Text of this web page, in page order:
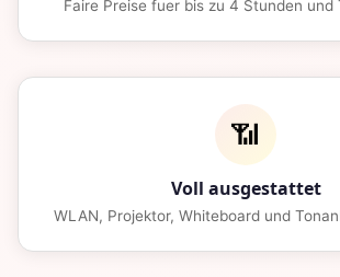
Faire Preise fuer bis zu 4 Stunden und
📶
Voll ausgestattet
WLAN, Projektor, Whiteboard und